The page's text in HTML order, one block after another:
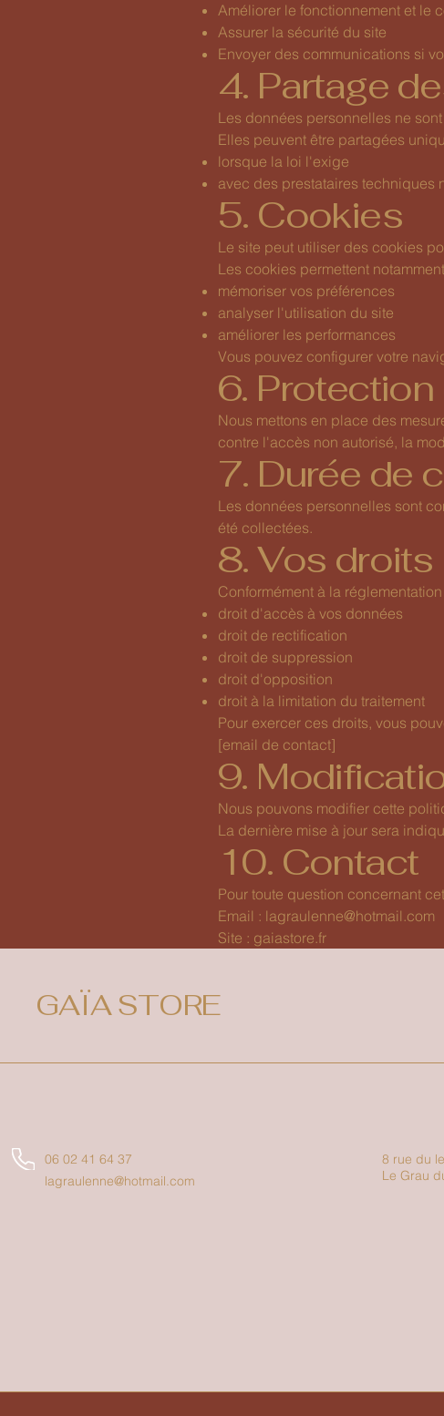
Améliorer le fonctionnement et le
Assurer la sécurité du site
Envoyer des communications si
4. Partage
Les données personnelles ne
Elles peuvent être partagées
lorsque la loi l'exige
avec des prestataires techniques
5. Cookies
Le site peut utiliser des cookies
Les cookies permettent
mémoriser vos préférences
analyser l'utilisation du site
améliorer les performances
Vous pouvez configurer votre
6.
Nous mettons en place des
contre l'accès non autorisé, la
7. Durée de
Les données personnelles sont
été collectées.
8. Vos droits
Conformément à la
droit d'accès à vos données
droit de rectification
droit de suppression
droit d'opposition
droit à la limitation du traitement
Pour exercer ces droits, vous
[email de contact]
9.
Nous pouvons modifier cette
La dernière mise à jour sera
10. Contact
Pour toute question concernant
Email : lagraulenne@hotmail.com
Site : gaiastore.fr
GAÏA STORE
06 02 41 64 37
lagraulenne@hotmail.com
8 rue du
Le Grau